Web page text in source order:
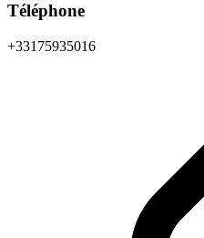
Téléphone
+33175935016